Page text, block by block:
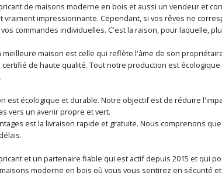
de maisons moderne en bois et aussi un vendeur et
vraiment impressionnante. Cependant, si vos rêves ne
commandes individuelles. C'est la raison, pour laquelle,
meilleure maison est celle qui reflète l'âme de son
de haute qualité. Tout notre production est
est écologique et durable. Notre objectif est de réduire
vers un avenir propre et vert.
est la livraison rapide et gratuite. Nous comprenons
et un partenaire fiable qui est actif depuis 2015 et qui
moderne en bois où vous vous sentirez en sécurité